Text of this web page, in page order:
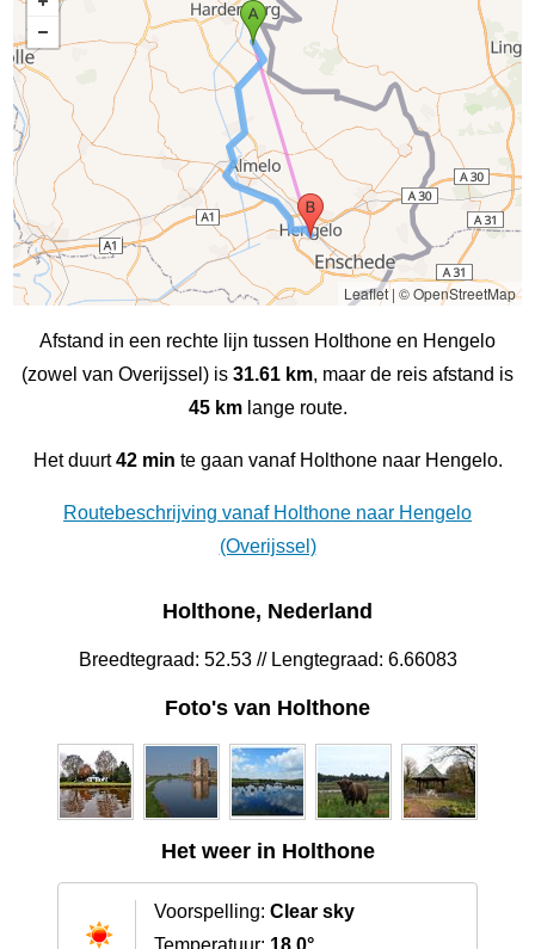
Leaflet| © OpenStreetMap
Afstand in een rechte lijn tussen Holthone en Hengelo
(zowel van Overijssel) is 31.61 km, maar de reis afstand is
45 kmlange route.
Het duurt42 min te gaan vanaf Holthone naar Hengelo.
Routebeschrijving vanaf Holthone naar Hengelo
(Overijssel)
Holthone, Nederland
Breedtegraad: 52.53 // Lengtegraad: 6.66083
Foto's van Holthone
Het weer in Holthone
Voorspelling: Clear sky